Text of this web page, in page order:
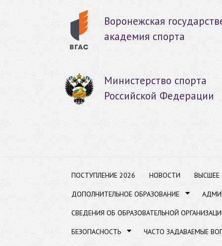
Воронежская
академия спорта
Министерство спорта
Российской Федерации
ПОСТУПЛЕНИЕ 2026 НОВОСТИ ВЫСШЕЕ
ДОПОЛНИТЕЛЬНОЕ ОБРАЗОВАНИЕ
СВЕДЕНИЯ ОБ ОБРАЗОВАТЕЛЬНОЙ
БЕЗОПАСНОСТЬ ЧАСТО ЗАДАВАЕМЫЕ